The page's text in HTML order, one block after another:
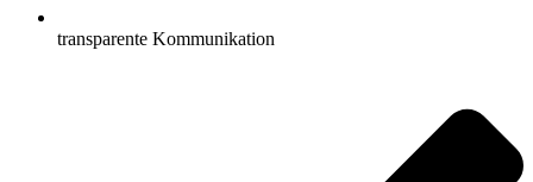
transparente Kommunikation